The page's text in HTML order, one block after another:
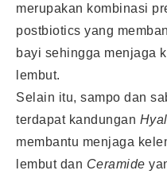
merupakan kombinasi
postbiotics yang
bayi sehingga menjaga
lembut.
Selain itu, sampo dan
terdapat kandungan
membantu menjaga
lembut dan Ceramide